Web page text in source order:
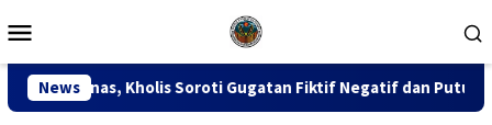
ke
Mobile
News
Soroti Gugatan Fiktif Negatif dan Putusan PK 155